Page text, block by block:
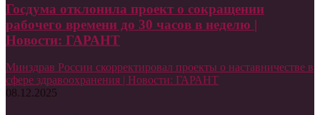
Госдума отклонила проект о сокращении
рабочего времени до 30 часов в неделю |
Новости: ГАРАНТ
Минздрав России скорректировал проекты о наставничестве в
сфере здравоохранения | Новости: ГАРАНТ
08.12.2025